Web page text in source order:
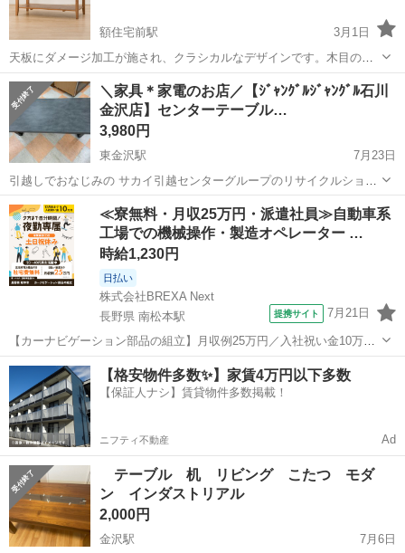
額住宅前駅
3月1日
天板にダメージ加工が施され、クラシカルなデザインです。木目の風
合いが楽しめるパイン材を使用。 ［ 20,268円（税込）］
石川 野々市市 額住宅前駅 テーブル カーシー
＼家具＊家電のお店／【ｼﾞｬﾝｸﾞﾙｼﾞｬﾝｸﾞﾙ石川
金沢店】センターテーブル…
3,980円
東金沢駅
7月23日
引越しでおなじみの サカイ引越センターグループのリサイクルショッ
プ ジャングルジャングル石川金沢店です(*^^*) 店頭ご購入の際に「ジ
モティを見た」と言っていただくと、ジモティ限定価格(表示価格より
7%O...
石川 金沢市 東金沢駅 テーブル ジャングル
≪寮無料・月収25万円・派遣社員≫自動車系
工場での機械操作・製造オペレーター …
時給1,230円
日払い
株式会社BREXA Next
長野県 南松本駅
提携サイト 7月21日
【カーナビゲーション部品の組立】月収例25万円／入社祝い金10万
円！／うれしい土日祝休み★年間休日125日／稼げる夜勤専属！日払い
内容 車載用カーナビゲ...
長野 松本市 南松本駅 その他
【格安物件多数✨】家賃4万円以下多数
【保証人ナシ】賃貸物件多数掲載！
ニフティ不動産 Ad
テーブル 机 リビング こたつ モダ
ン インダストリアル
2,000円
金沢駅
7月6日